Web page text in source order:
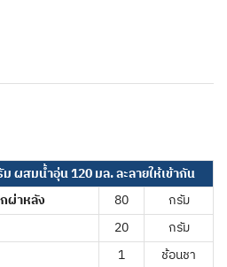
ผสมน้ำอุ่น 120 มล. ละลายให้เข้ากัน
ผ่าหลัง
80
กรัม
20
กรัม
1
ช้อนชา